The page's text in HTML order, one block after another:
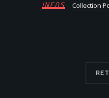
INFOS Collection